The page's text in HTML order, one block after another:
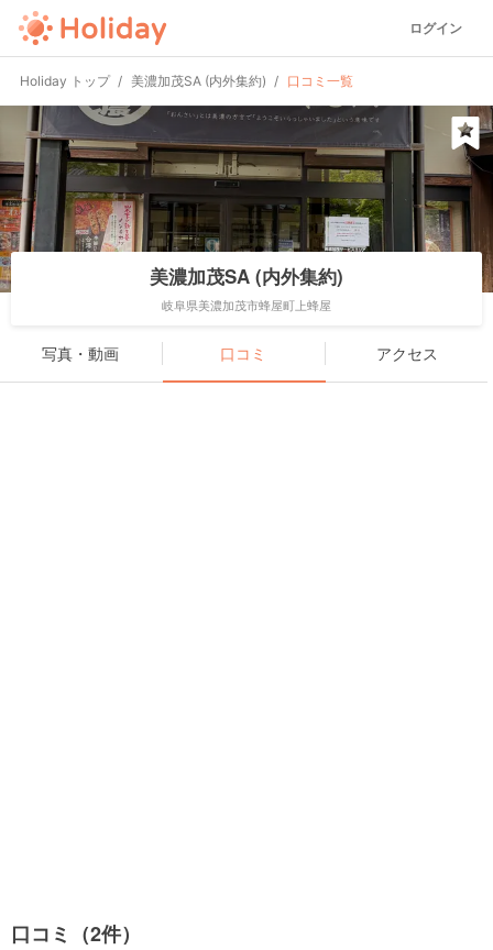
ログイン
Holiday トップ 美濃加茂SA (内外集約) 口コミ一覧
美濃加茂SA (内外集約)
岐阜県美濃加茂市蜂屋町上蜂屋
写真・動画 口コミ アクセス
口コミ（2件）